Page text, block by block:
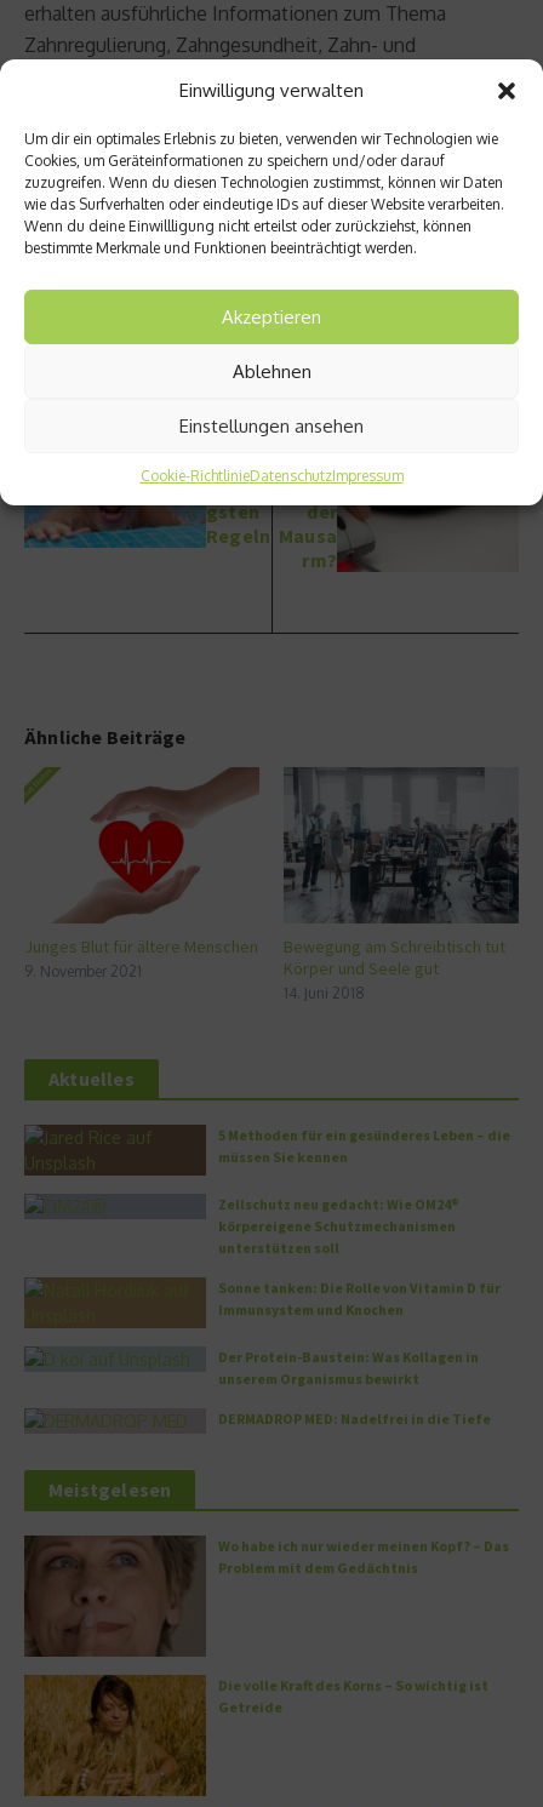
Einwilligung verwalten
Um dir ein optimales Erlebnis zu bieten, verwenden wir Technologien wie
Cookies, um Geräteinformationen zu speichern und/oder darauf
zuzugreifen. Wenn du diesen Technologien zustimmst, können wir Daten
wie das Surfverhalten oder eindeutige IDs auf dieser Website verarbeiten.
Wenn du deine Einwillligung nicht erteilst oder zurückziehst, können
bestimmte Merkmale und Funktionen beeinträchtigt werden.
Akzeptieren
Ablehnen
Einstellungen ansehen
Cookie-RichtlinieDatenschutzImpressum
erhalten ausführliche Informationen zum Thema
Zahnregulierung, Zahngesundheit, Zahn- und
gibt es außerdem Gewinnspiele und verschiedene
Mitmach-Aktionen.
Beitrag teilen
Sauber
Schwi
mmba
wichti
gsten
Regeln
Nächster Beitrag
Eine
der
Moder
Was ist
der
Mausa
rm?
Ähnliche Beiträge
Junges Blut für ältere Menschen
9. November 2021
Bewegung am Schreibtisch tut
Körper und Seele gut
14. Juni 2018
Aktuelles
5 Methoden für ein gesünderes Leben – die
müssen Sie kennen
Zellschutz neu gedacht: Wie OM24®
körpereigene Schutzmechanismen
unterstützen soll
Sonne tanken: Die Rolle von Vitamin D für
Immunsystem und Knochen
Der Protein-Baustein: Was Kollagen in
unserem Organismus bewirkt
DERMADROP MED: Nadelfrei in die Tiefe
Meistgelesen
Wo habe ich nur wieder meinen Kopf? – Das
Problem mit dem Gedächtnis
Die volle Kraft des Korns – So wichtig ist
Getreide